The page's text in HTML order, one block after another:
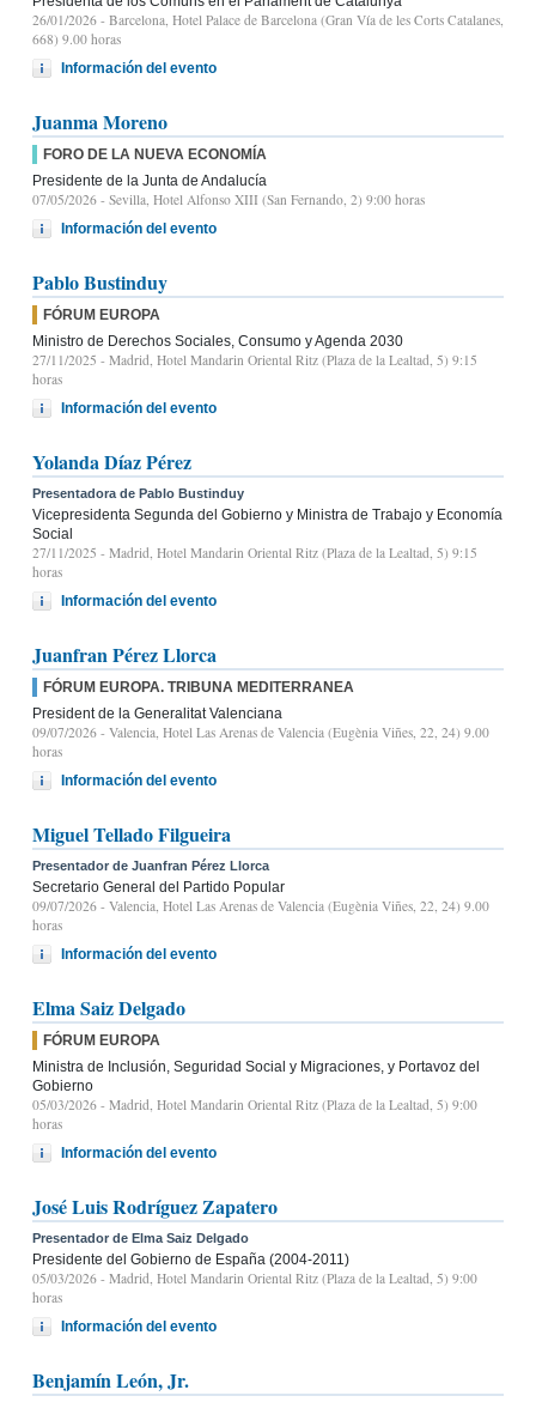
26/01/2026 - Barcelona, Hotel Palace de Barcelona (Gran Vía de les Corts Catalanes,
668) 9.00 horas
Información del evento
Juanma Moreno
FORO DE LA NUEVA ECONOMÍA
Presidente de la Junta de Andalucía
07/05/2026 - Sevilla, Hotel Alfonso XIII (San Fernando, 2) 9:00 horas
Información del evento
Pablo Bustinduy
FÓRUM EUROPA
Ministro de Derechos Sociales, Consumo y Agenda 2030
27/11/2025 - Madrid, Hotel Mandarin Oriental Ritz (Plaza de la Lealtad, 5) 9:15
horas
Información del evento
Yolanda Díaz Pérez
Presentadora de Pablo Bustinduy
Vicepresidenta Segunda del Gobierno y Ministra de Trabajo y Economía
Social
27/11/2025 - Madrid, Hotel Mandarin Oriental Ritz (Plaza de la Lealtad, 5) 9:15
horas
Información del evento
Juanfran Pérez Llorca
FÓRUM EUROPA. TRIBUNA MEDITERRANEA
President de la Generalitat Valenciana
09/07/2026 - Valencia, Hotel Las Arenas de Valencia (Eugènia Viñes, 22, 24) 9.00
horas
Información del evento
Miguel Tellado Filgueira
Presentador de Juanfran Pérez Llorca
Secretario General del Partido Popular
09/07/2026 - Valencia, Hotel Las Arenas de Valencia (Eugènia Viñes, 22, 24) 9.00
horas
Información del evento
Elma Saiz Delgado
FÓRUM EUROPA
Ministra de Inclusión, Seguridad Social y Migraciones, y Portavoz del
Gobierno
05/03/2026 - Madrid, Hotel Mandarin Oriental Ritz (Plaza de la Lealtad, 5) 9:00
horas
Información del evento
José Luis Rodríguez Zapatero
Presentador de Elma Saiz Delgado
Presidente del Gobierno de España (2004-2011)
05/03/2026 - Madrid, Hotel Mandarin Oriental Ritz (Plaza de la Lealtad, 5) 9:00
horas
Información del evento
Benjamín León, Jr.